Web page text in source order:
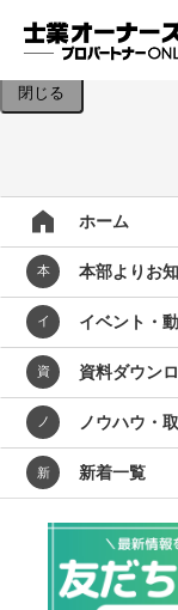
検索条件を入力して
閉じる
ホーム
本 本部よりお
イ イベント・
資 資料ダウン
ノ ノウハウ・
新 新着一覧